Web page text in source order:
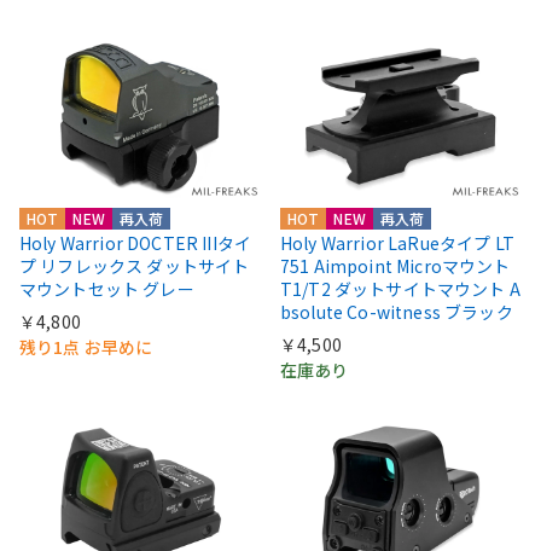
HOT NEW 再入荷
Holy Warrior DOCTER IIIタイ
プ リフレックス ダットサイト
マウントセット グレー
￥4,800
残り1点 お早めに
HOT NEW 再入荷
Holy Warrior LaRueタイプ LT
751 Aimpoint Microマウント
T1/T2 ダットサイトマウント A
bsolute Co-witness ブラック
￥4,500
在庫あり